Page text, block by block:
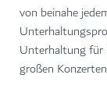
von beinahe
Unterhaltung für
großen